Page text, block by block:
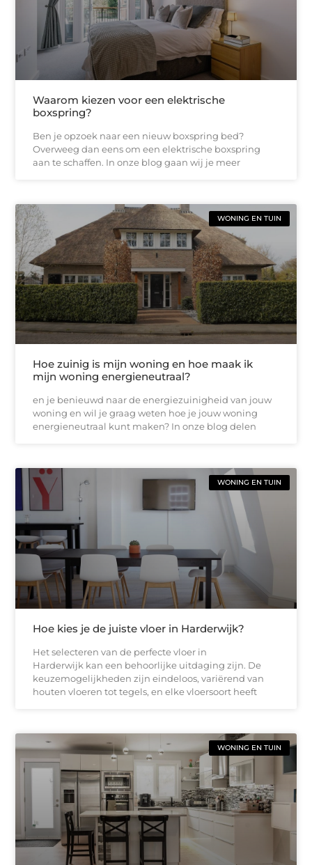
Waarom kiezen voor een elektrische
boxspring?
Ben je opzoek naar een nieuw boxspring bed?
Overweeg dan eens om een elektrische boxspring
aan te schaffen. In onze blog gaan wij je meer
WONING EN TUIN
Hoe zuinig is mijn woning en hoe maak ik
mijn woning energieneutraal?
en je benieuwd naar de energiezuinigheid van jouw
woning en wil je graag weten hoe je jouw woning
energieneutraal kunt maken? In onze blog delen
WONING EN TUIN
Hoe kies je de juiste vloer in Harderwijk?
Het selecteren van de perfecte vloer in
Harderwijk kan een behoorlijke uitdaging zijn. De
keuzemogelijkheden zijn eindeloos, variërend van
houten vloeren tot tegels, en elke vloersoort heeft
WONING EN TUIN